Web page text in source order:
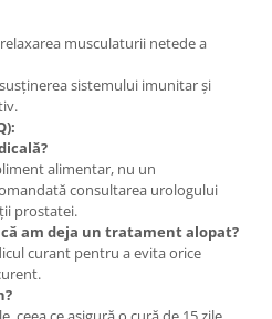
musculaturii netede a
sistemului imunitar și
alimentar, nu un
consultarea urologului
prostatei.
am deja un tratament alopat?
curant pentru a evita orice